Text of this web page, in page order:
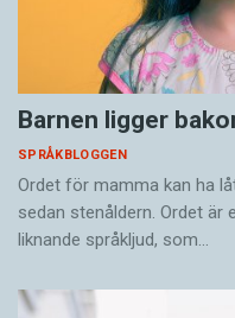
Barnen ligger
SPRÅKBLOGGEN
Ordet för mamma kan ha
sedan stenåldern. Ordet är
liknande språkljud, som…